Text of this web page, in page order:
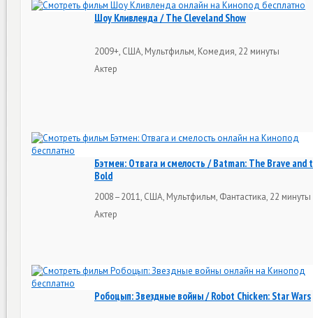
Шоу Кливленда / The Cleveland Show
2009+, США, Мультфильм, Комедия, 22 минуты
Актер
Бэтмен: Отвага и смелость / Batman: The Brave and
Bold
2008–2011, США, Мультфильм, Фантастика, 22 минуты
Актер
Робоцып: Звездные войны / Robot Chicken: Star Wars